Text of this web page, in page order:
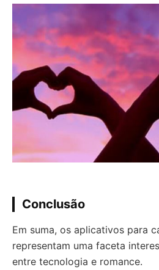
Conclusão
Em suma, os aplicativos para
representam uma faceta
entre tecnologia e romance.